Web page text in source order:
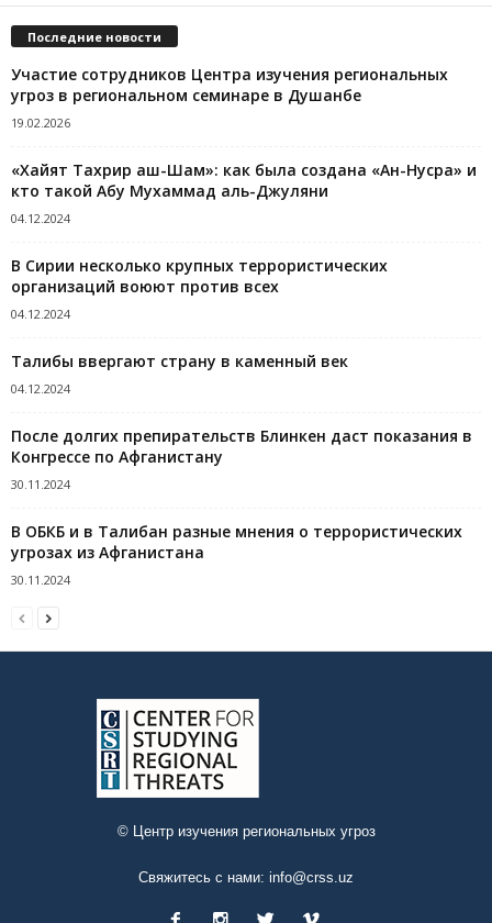
Последние новости
Участие сотрудников Центра изучения региональных
угроз в региональном семинаре в Душанбе
19.02.2026
«Хайят Тахрир аш-Шам»: как была создана «Ан-Нусра» и
кто такой Абу Мухаммад аль-Джуляни
04.12.2024
В Сирии несколько крупных террористических
организаций воюют против всех
04.12.2024
Талибы ввергают страну в каменный век
04.12.2024
После долгих препирательств Блинкен даст показания в
Конгрессе по Афганистану
30.11.2024
В ОБКБ и в Талибан разные мнения о террористических
угрозах из Афганистана
30.11.2024
© Центр изучения региональных угроз
Свяжитесь с нами: info@crss.uz